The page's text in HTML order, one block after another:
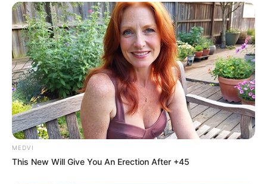
ดวงการเงินใช้เงินไปกับการพักผ่อนหย่อนใจ หรือใช้เงินไป
กับการท่องเที่ยว
ดวงความรักคนโสด จะมีคนที่อายุมากกว่าเข้ามาพูดคุย
ทำความรู้จัก คนมีคู่ ไม่มีอะไรน่าเป็นห่วง สบายๆ ช่วยเหลือ
กันได้ดี
https://seeme.me/ch/duangded/9xGZb1?
pl=yPX6Ay
ดวงรายสัปดาห์ 17- 23 กุมภาพันธ์ 2562 (คนเกิดทั้ง 7
MEDVI
This New Will Give You An Erection After +45